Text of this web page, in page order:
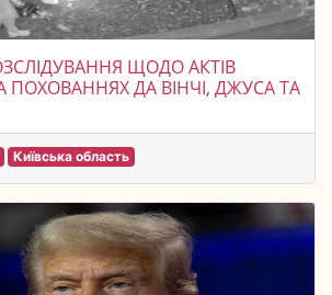
ЩОДО АКТІВ
ПОХОВАННЯХ ДА ВІНЧІ, ДЖУСА ТА
Київська область